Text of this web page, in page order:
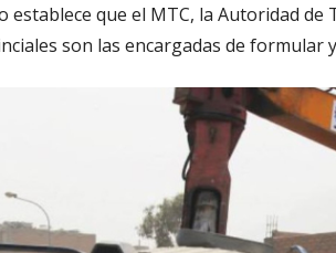
establece que el MTC, la Autoridad
son las encargadas de